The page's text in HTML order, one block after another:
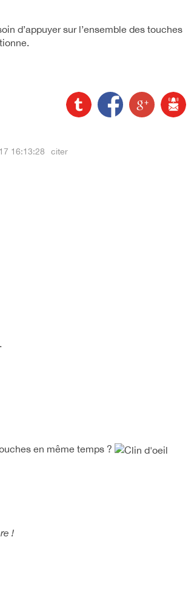
d’appuyer sur l’ensemble des touches
16:13:28 citer
en même temps ?
!